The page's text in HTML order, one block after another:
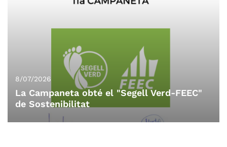
8/07/2026
La Campaneta obté el "Segell Verd-FEEC"
de Sostenibilitat